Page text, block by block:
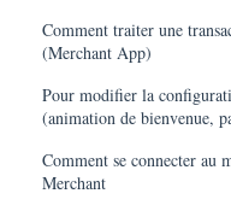
Comment traiter une
(Merchant App)
Pour modifier la
(animation de bienvenue,
Comment se connecter au
Merchant